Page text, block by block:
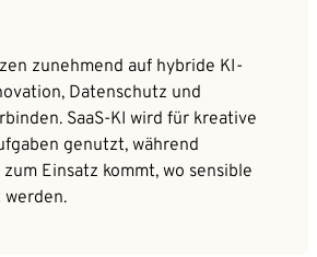
zunehmend auf hybride KI-
Datenschutz und
SaaS-KI wird für kreative
genutzt, während
Einsatz kommt, wo sensible